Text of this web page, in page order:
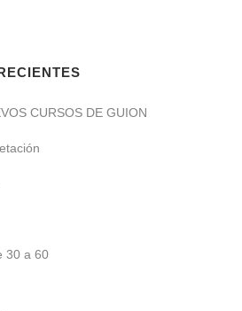
CURSOS DE GUION
30 a 60